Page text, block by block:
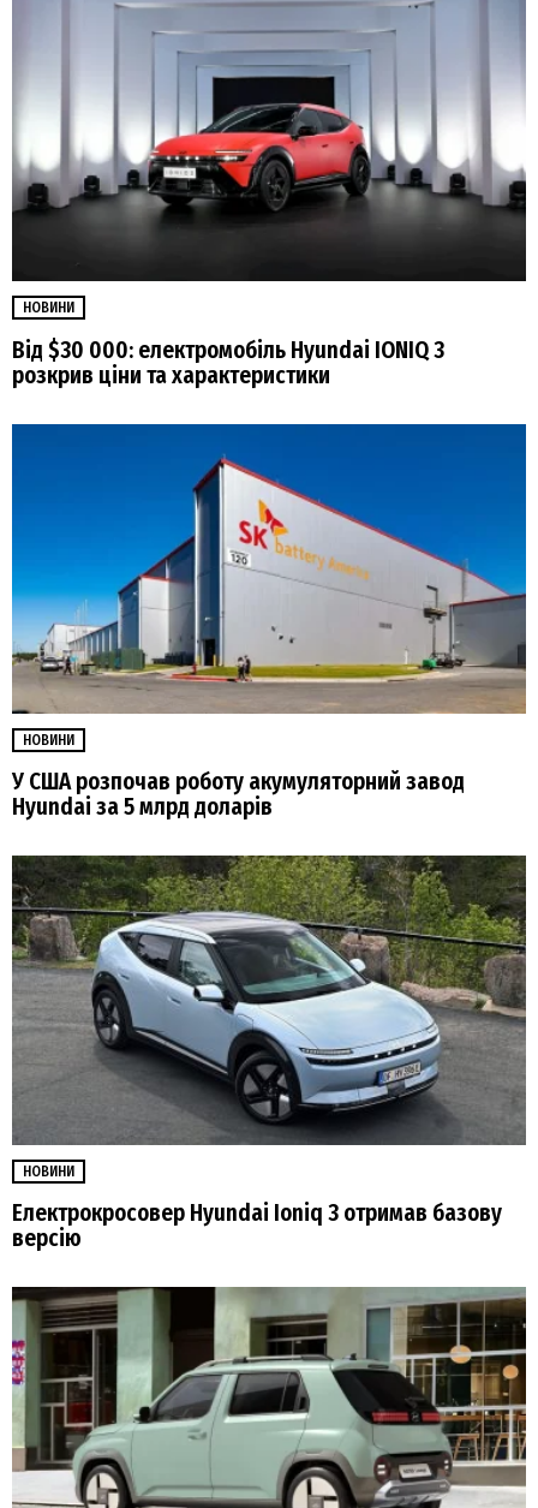
НОВИНИ
Від $30 000: електромобіль Hyundai IONIQ 3
розкрив ціни та характеристики
НОВИНИ
У США розпочав роботу акумуляторний завод
Hyundai за 5 млрд доларів
НОВИНИ
Електрокросовер Hyundai Ioniq 3 отримав базову
версію